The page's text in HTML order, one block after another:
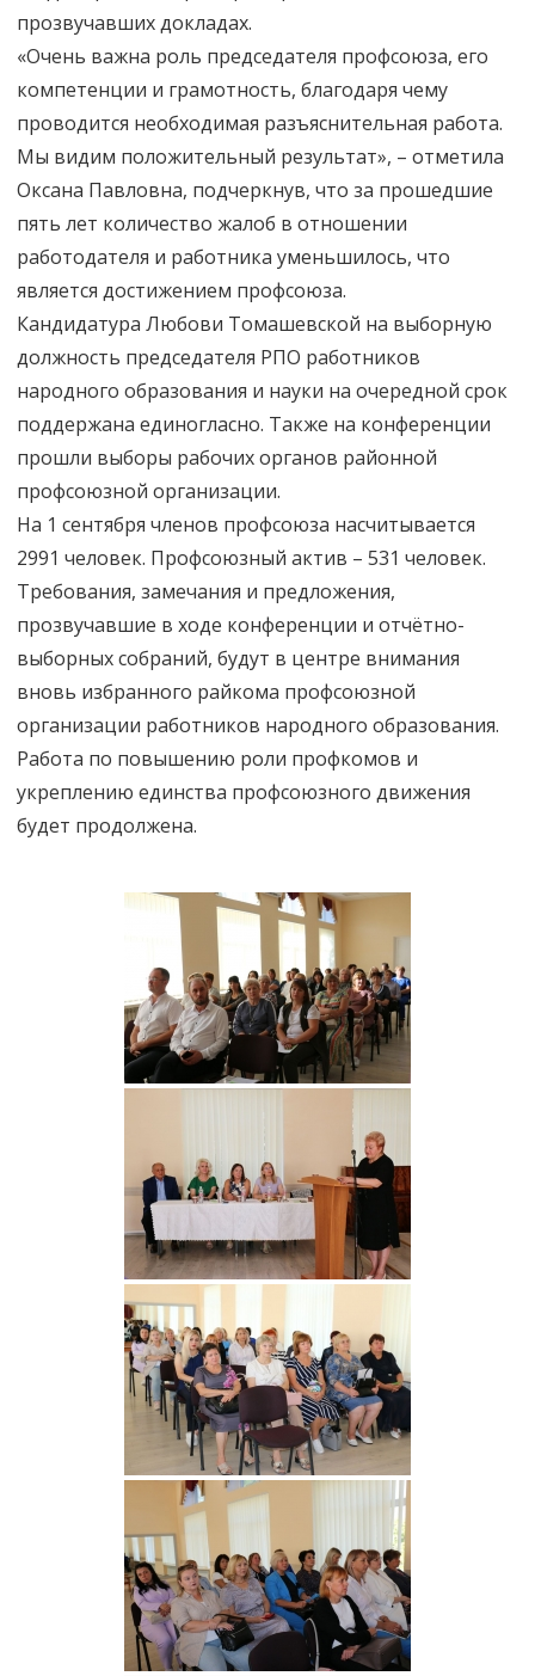
прозвучавших докладах.
«Очень важна роль председателя профсоюза, его
компетенции и грамотность, благодаря чему
проводится необходимая разъяснительная работа.
Мы видим положительный результат», – отметила
Оксана Павловна, подчеркнув, что за прошедшие
пять лет количество жалоб в отношении
работодателя и работника уменьшилось, что
является достижением профсоюза.
Кандидатура Любови Томашевской на выборную
должность председателя РПО работников
народного образования и науки на очередной срок
поддержана единогласно. Также на конференции
прошли выборы рабочих органов районной
профсоюзной организации.
На 1 сентября членов профсоюза насчитывается
2991 человек. Профсоюзный актив – 531 человек.
Требования, замечания и предложения,
прозвучавшие в ходе конференции и отчётно-
выборных собраний, будут в центре внимания
вновь избранного райкома профсоюзной
организации работников народного образования.
Работа по повышению роли профкомов и
укреплению единства профсоюзного движения
будет продолжена.